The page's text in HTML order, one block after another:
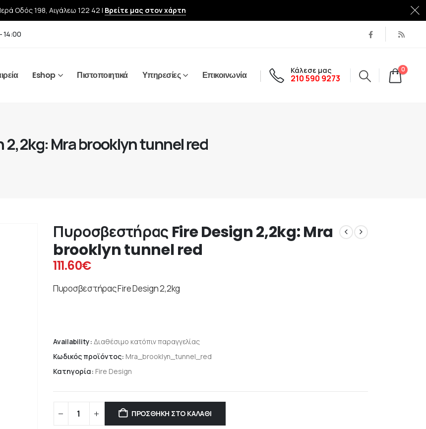
Ιερά Οδός 198, Αιγάλεω 122 42 | Βρείτε μας στον χάρτη
14:00
Eshop Πιστοποιητικά Υπηρεσίες Επικοινωνία Κάλεσε μας
210 590 9273
0
2,2kg: Mra brooklyn tunnel red
Πυροσβεστήρας Fire Design 2,2kg: Mra
brooklyn tunnel red
111.60€
Πυροσβεστήρας Fire Design 2,2kg
Availability: Διαθέσιμο κατόπιν παραγγελίας
Κωδικός προϊόντος: Mra_brooklyn_tunnel_red
Κατηγορία: Fire Design
ΠΡΟΣΘΉΚΗ ΣΤΟ ΚΑΛΆΘΙ